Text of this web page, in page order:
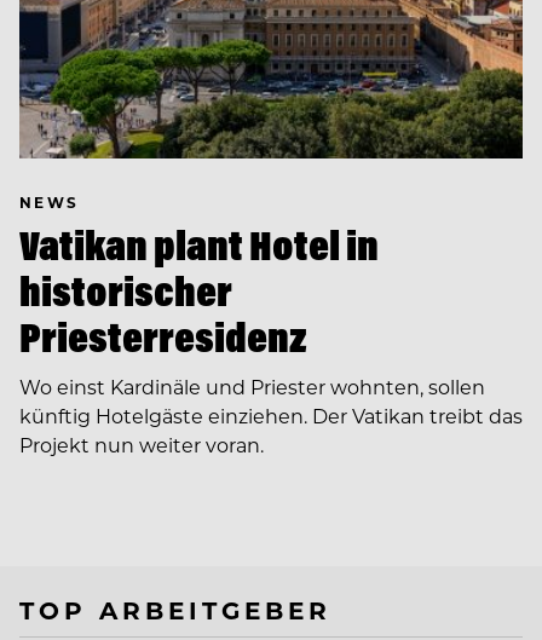
NEWS
Vatikan plant Hotel in
historischer
Priesterresidenz
Wo einst Kardinäle und Priester wohnten, sollen
künftig Hotelgäste einziehen. Der Vatikan treibt das
Projekt nun weiter voran.
TOP ARBEITGEBER